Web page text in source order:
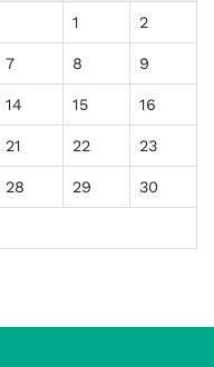
1 2
7 8 9
14 15 16
21 22 23
28 29 30